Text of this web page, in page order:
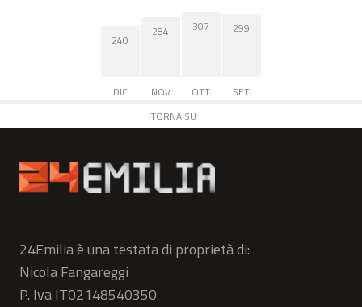
240
DIC
284
NOV
307
OTT
299
SET
TORNA SU
24Emilia è una testata di proprietà di:
Nicola Fangareggi
P. Iva IT02148540350